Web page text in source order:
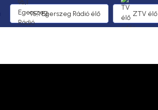
95,1 Egerszeg Rádió élő ZTV élő